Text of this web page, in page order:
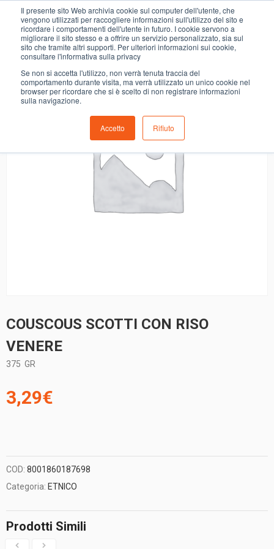
Il presente sito Web archivia cookie sul computer dell'utente, che
vengono utilizzati per raccogliere informazioni sull'utilizzo del sito e
ricordare i comportamenti dell'utente in futuro. I cookie servono a
migliorare il sito stesso e a offrire un servizio personalizzato, sia sul
sito che tramite altri supporti. Per ulteriori informazioni sui cookie,
consultare l'informativa sulla privacy
Se non si accetta l'utilizzo, non verrà tenuta traccia del
comportamento durante visita, ma verrà utilizzato un unico cookie nel
browser per ricordare che si è scelto di non registrare informazioni
sulla navigazione.
Accetto Rifiuto
COUSCOUS SCOTTI CON RISO VENERE
COUSCOUS SCOTTI CON RISO
VENERE
375 GR
3,29€
COD: 8001860187698
Categoria: ETNICO
Prodotti Simili